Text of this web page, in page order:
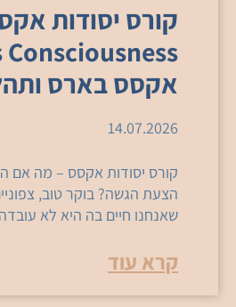
קורס יסודות
אקסס בארס
14.07.2026
קורס יסודות אקסס – מה אם
הצעת הגשה? בוקר טוב,
שאנחנו חיים בה היא לא
קרא עוד